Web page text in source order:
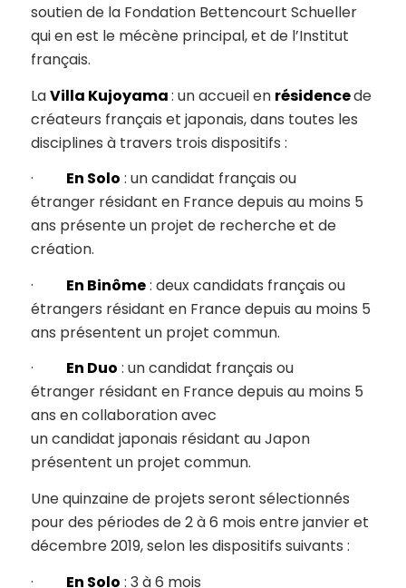
soutien de la Fondation Bettencourt Schueller
qui en est le mécène principal, et de l’Institut
français.
LaVilla Kujoyama: un accueil en résidencede
créateurs français et japonais, dans toutes les
disciplines à travers trois dispositifs :
· En Solo : un candidat français ou
étranger résidant en France depuis au moins 5
ans présente un projet de recherche et de
création.
· En Binôme: deux candidats français ou
étrangers résidant en France depuis au moins 5
ans présentent un projet commun.
· En Duo : un candidat français ou
étranger résidant en France depuis au moins 5
ans en collaboration avec
un candidat japonais résidant au Japon
présentent un projet commun.
Une quinzaine de projets seront sélectionnés
pour des périodes de 2 à 6 mois entre janvier et
décembre 2019, selon les dispositifs suivants :
· En Solo : 3 à 6 mois